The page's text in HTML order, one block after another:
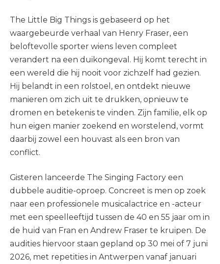
The Little Big Things is gebaseerd op het
waargebeurde verhaal van Henry Fraser, een
beloftevolle sporter wiens leven compleet
verandert na een duikongeval. Hij komt terecht in
een wereld die hij nooit voor zichzelf had gezien.
Hij belandt in een rolstoel, en ontdekt nieuwe
manieren om zich uit te drukken, opnieuw te
dromen en betekenis te vinden. Zijn familie, elk op
hun eigen manier zoekend en worstelend, vormt
daarbij zowel een houvast als een bron van
conflict.
Gisteren lanceerde The Singing Factory een
dubbele auditie-oproep. Concreet is men op zoek
naar een professionele musicalactrice en -acteur
met een speelleeftijd tussen de 40 en 55 jaar om in
de huid van Fran en Andrew Fraser te kruipen. De
audities hiervoor staan gepland op 30 mei of 7 juni
2026, met repetities in Antwerpen vanaf januari